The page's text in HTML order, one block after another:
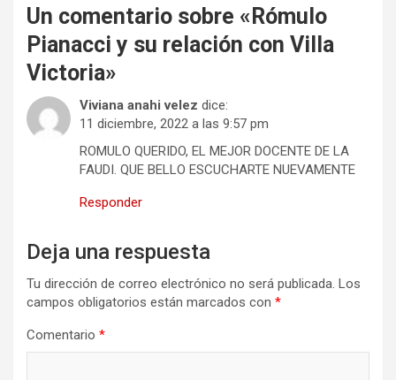
Un comentario sobre « Rómulo
Pianacci y su relación con Villa
Victoria»
Viviana anahi velez dice:
11 diciembre, 2022 a las 9:57 pm
ROMULO QUERIDO, EL MEJOR DOCENTE DE LA
FAUDI. QUE BELLO ESCUCHARTE NUEVAMENTE
Responder
Deja una respuesta
Tu dirección de correo electrónico no será publicada. Los
campos obligatorios están marcados con *
Comentario *